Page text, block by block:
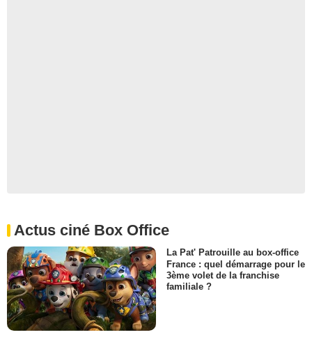
Actus ciné Box Office
La Pat' Patrouille au box-office
France : quel démarrage pour le
3ème volet de la franchise
familiale ?